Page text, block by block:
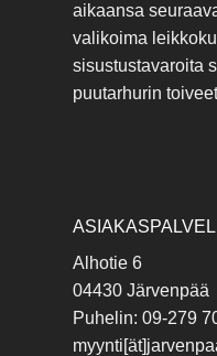
aikaansa
valikoima
sisustustavaroita
puutarhurin
Alhotie 6
04430 Järvenpää
Puhelin: 09-279